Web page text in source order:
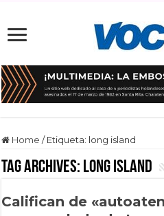
Home / Etiqueta: long island
Tag Archives: long island
Califican de